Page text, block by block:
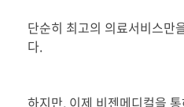
단순히 최고의 의료서비스만
다.
하지만, 이제 비젠메디컬을 통